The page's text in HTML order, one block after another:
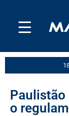
Paulistão
o